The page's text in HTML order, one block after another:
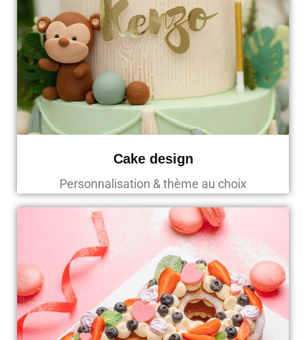
Cake design
Personnalisation & thème au choix